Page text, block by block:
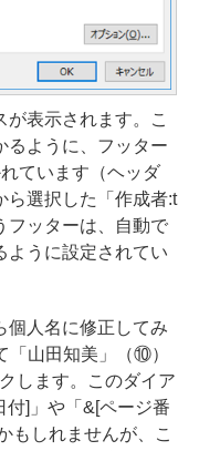
表示されます。こ
るように、フッター
ています（ヘッダ
ら選択した「作成者:t
フッターは、自動で
ように設定されてい
人名に修正してみ
「山田知美」（⑩）
します。このダイア
付]」や「&[ページ番
もしれませんが、こ